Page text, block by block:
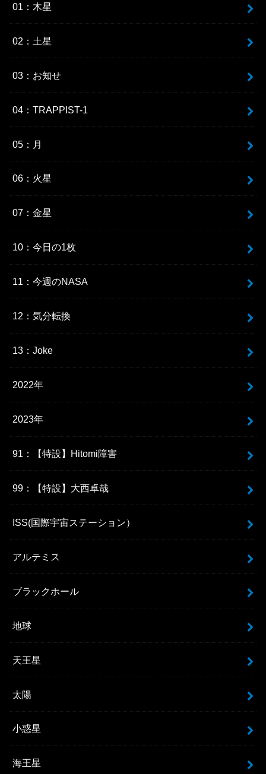
01：木星
02：土星
03：お知せ
04：TRAPPIST-1
05：月
06：火星
07：金星
10：今日の1枚
11：今週のNASA
12：気分転換
13：Joke
2022年
2023年
91：【特設】Hitomi障害
99：【特設】大西卓哉
ISS(国際宇宙ステーション）
アルテミス
ブラックホール
地球
天王星
太陽
小惑星
海王星